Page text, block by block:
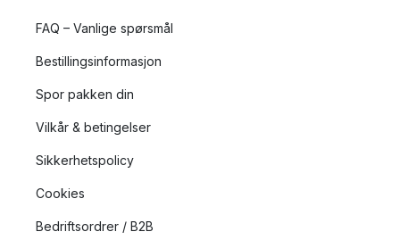
FAQ – Vanlige spørsmål
Bestillingsinformasjon
Spor pakken din
Vilkår & betingelser
Sikkerhetspolicy
Cookies
Bedriftsordrer / B2B